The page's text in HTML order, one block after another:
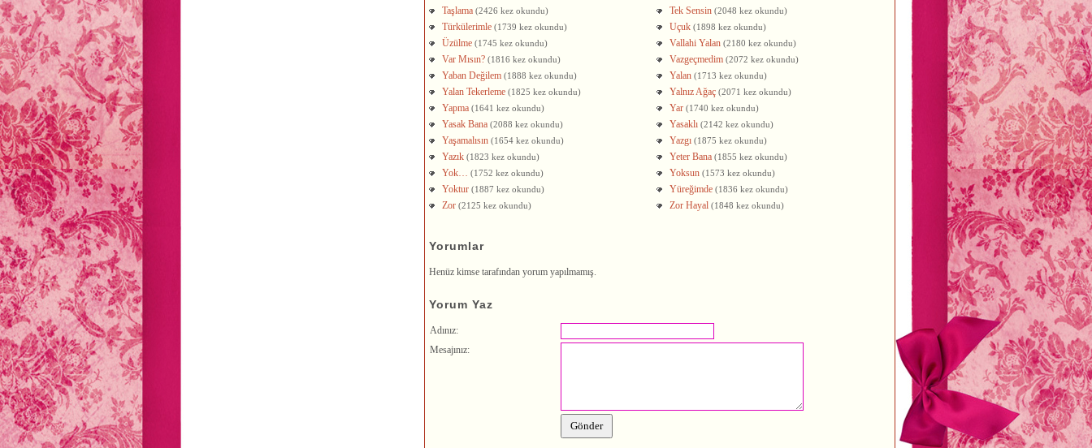
Taşlama (2426 kez okundu) Tek Sensin (2048 kez okundu)
Türkülerimle (1739 kez okundu) Uçuk (1898 kez okundu)
Üzülme (1745 kez okundu) Vallahi Yalan (2180 kez okundu)
Var Mısın? (1816 kez okundu) Vazgeçmedim (2072 kez okundu)
Yaban Değilem (1888 kez okundu) Yalan (1713 kez okundu)
Yalan Tekerleme (1825 kez okundu) Yalnız Ağaç (2071 kez okundu)
Yapma (1641 kez okundu) Yar (1740 kez okundu)
Yasak Bana (2088 kez okundu) Yasaklı (2142 kez okundu)
Yaşamalısın (1654 kez okundu) Yazgı (1875 kez okundu)
Yazık (1823 kez okundu) Yeter Bana (1855 kez okundu)
Yok… (1752 kez okundu) Yoksun (1573 kez okundu)
Yoktur (1887 kez okundu) Yüreğimde (1836 kez okundu)
Zor (2125 kez okundu) Zor Hayal (1848 kez okundu)
Yorumlar
Henüz kimse tarafından yorum yapılmamış.
Yorum Yaz
Adınız:
Mesajınız: